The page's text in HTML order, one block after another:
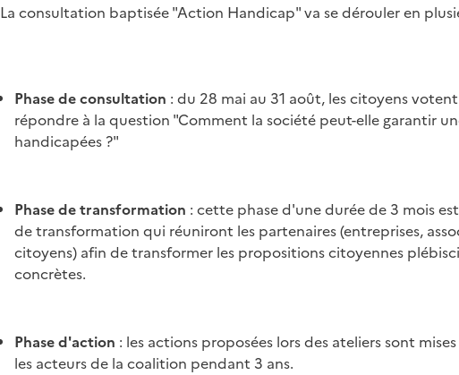
La consultation baptisée "Action Handicap" va se dérouler en
Phase de consultation : du 28 mai au 31 août, les citoyens
répondre à la question "Comment la société peut-elle garantir
handicapées ?"
Phase de transformation : cette phase d'une durée de 3 mois
de transformation qui réuniront les partenaires (entreprises,
citoyens) afin de transformer les propositions citoyennes
concrètes.
Phase d'action : les actions proposées lors des ateliers sont
les acteurs de la coalition pendant 3 ans.